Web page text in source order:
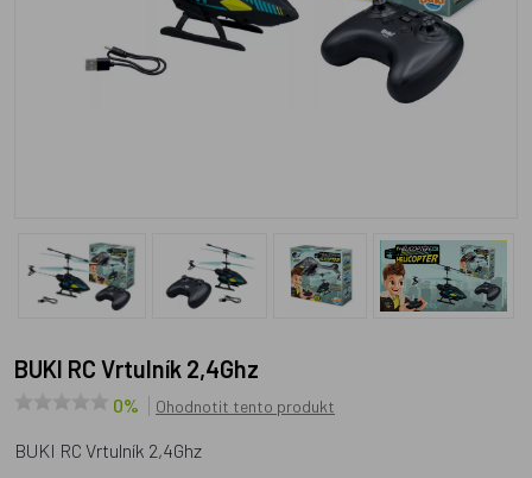
BUKI RC Vrtulník 2,4Ghz
0% Ohodnotit tento produkt
BUKI RC Vrtulník 2,4Ghz